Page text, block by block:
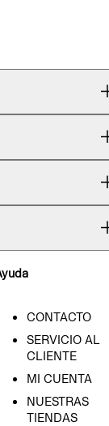
CONTACTO
SERVICIO AL
CLIENTE
MI CUENTA
NUESTRAS
TIENDAS